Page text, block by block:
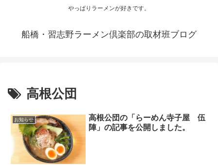
やっぱりラーメンが好きです。
船橋・習志野ラーメン倶楽部の取材班ブログ
高根公団
お知らせ
高根公団の「らーめん寺子屋 伍
陣」の記事を公開しました。